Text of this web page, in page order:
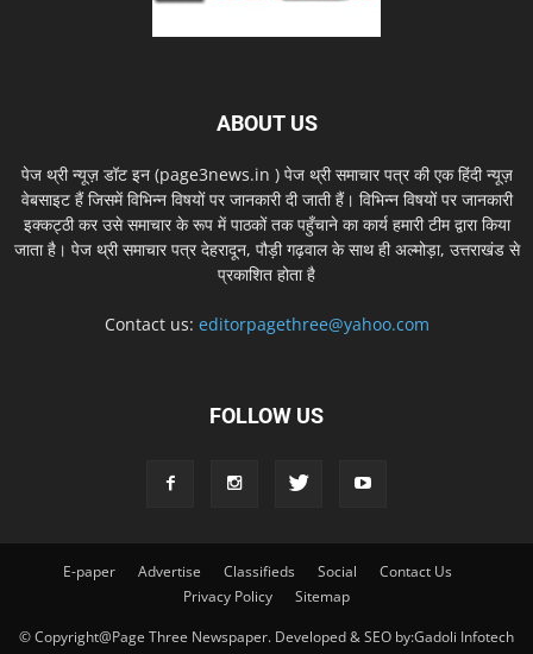
ABOUT US
पेज थ्री न्यूज़ डॉट इन (page3news.in ) पेज थ्री समाचार पत्र की एक हिंदी न्यूज़
वेबसाइट हैं जिसमें विभिन्न विषयों पर जानकारी दी जाती हैं। विभिन्न विषयों पर जानकारी
इक्कट्ठी कर उसे समाचार के रूप में पाठकों तक पहुँचाने का कार्य हमारी टीम द्वारा किया
जाता है। पेज थ्री समाचार पत्र देहरादून, पौड़ी गढ़वाल के साथ ही अल्मोड़ा, उत्तराखंड से
प्रकाशित होता है
Contact us: editorpagethree@yahoo.com
FOLLOW US
E-paper Advertise Classifieds Social
Contact Us
Privacy Policy
Sitemap
© Copyright@Page Three Newspaper. Developed & SEO by:Gadoli Infotech